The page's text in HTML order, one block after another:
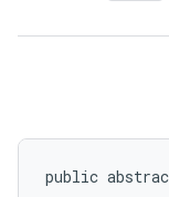
public